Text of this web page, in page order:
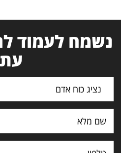
נשמח לעמוד
עת
נציג כוח אדם